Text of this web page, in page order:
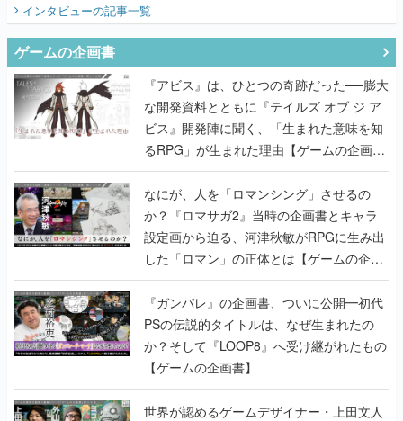
インタビューの記事一覧
ゲームの企画書
『アビス』は、ひとつの奇跡だった──膨大
な開発資料とともに『テイルズ オブ ジ ア
ビス』開発陣に聞く、「生まれた意味を知
るRPG」が生まれた理由【ゲームの企画
書】
なにが、人を「ロマンシング」させるの
か？『ロマサガ2』当時の企画書とキャラ
設定画から迫る、河津秋敏がRPGに生み出
した「ロマン」の正体とは【ゲームの企画
書】
『ガンパレ』の企画書、ついに公開━初代
PSの伝説的タイトルは、なぜ生まれたの
か？そして『LOOP8』へ受け継がれたもの
【ゲームの企画書】
世界が認めるゲームデザイナー・上田文人